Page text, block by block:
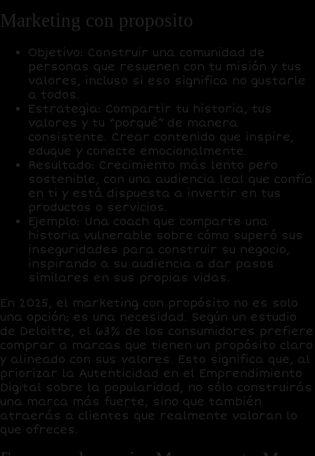
Marketing con proposito
Objetivo: Construir una comunidad de
personas que resuenen con tu misión y tus
valores, incluso si eso significa no gustarle
a todos.
Estrategia: Compartir tu historia, tus
valores y tu “porqué” de manera
consistente. Crear contenido que inspire,
eduque y conecte emocionalmente.
Resultado: Crecimiento más lento pero
sostenible, con una audiencia leal que confía
en ti y está dispuesta a invertir en tus
productos o servicios.
Ejemplo: Una coach que comparte una
historia vulnerable sobre cómo superó sus
inseguridades para construir su negocio,
inspirando a su audiencia a dar pasos
similares en sus propias vidas.
En 2025, el marketing con propósito no es solo
una opción; es una necesidad. Según un estudio
de Deloitte, el 63% de los consumidores prefiere
comprar a marcas que tienen un propósito claro
y alineado con sus valores. Esto significa que, al
priorizar la Autenticidad en el Emprendimiento
Digital sobre la popularidad, no sólo construirás
una marca más fuerte, sino que también
atraerás a clientes que realmente valoran lo
que ofreces.